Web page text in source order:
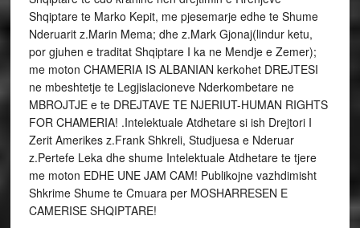
Shqiptare te Marko Kepit, me pjesemarje edhe te Shume
Nderuarit z.Marin Mema; dhe z.Mark Gjonaj(lindur ketu,
por gjuhen e traditat Shqiptare I ka ne Mendje e Zemer);
me moton CHAMERIA IS ALBANIAN kerkohet DREJTESI
ne mbeshtetje te Legjislacioneve Nderkombetare ne
MBROJTJE e te DREJTAVE TE NJERIUT-HUMAN RIGHTS
FOR CHAMERIA! .Intelektuale Atdhetare si ish Drejtori I
Zerit Amerikes z.Frank Shkreli, Studjuesa e Nderuar
z.Pertefe Leka dhe shume Intelektuale Atdhetare te tjere
me moton EDHE UNE JAM CAM! Publikojne vazhdimisht
Shkrime Shume te Cmuara per MOSHARRESEN E
CAMERISE SHQIPTARE!